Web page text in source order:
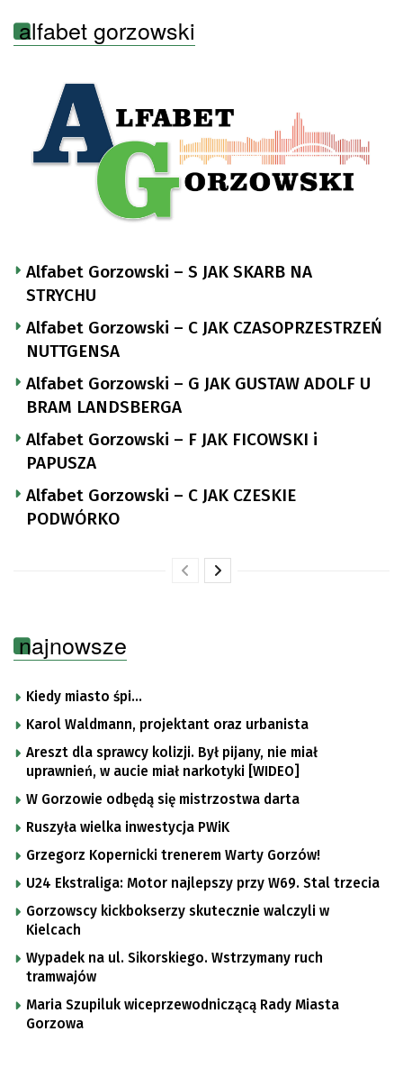
alfabet gorzowski
Alfabet Gorzowski – S JAK SKARB NA
STRYCHU
Alfabet Gorzowski – C JAK CZASOPRZESTRZEŃ
NUTTGENSA
Alfabet Gorzowski – G JAK GUSTAW ADOLF U
BRAM LANDSBERGA
Alfabet Gorzowski – F JAK FICOWSKI i
PAPUSZA
Alfabet Gorzowski – C JAK CZESKIE
PODWÓRKO
najnowsze
Kiedy miasto śpi…
Karol Waldmann, projektant oraz urbanista
Areszt dla sprawcy kolizji. Był pijany, nie miał
uprawnień, w aucie miał narkotyki [WIDEO]
W Gorzowie odbędą się mistrzostwa darta
Ruszyła wielka inwestycja PWiK
Grzegorz Kopernicki trenerem Warty Gorzów!
U24 Ekstraliga: Motor najlepszy przy W69. Stal trzecia
Gorzowscy kickbokserzy skutecznie walczyli w
Kielcach
Wypadek na ul. Sikorskiego. Wstrzymany ruch
tramwajów
Maria Szupiluk wiceprzewodniczącą Rady Miasta
Gorzowa